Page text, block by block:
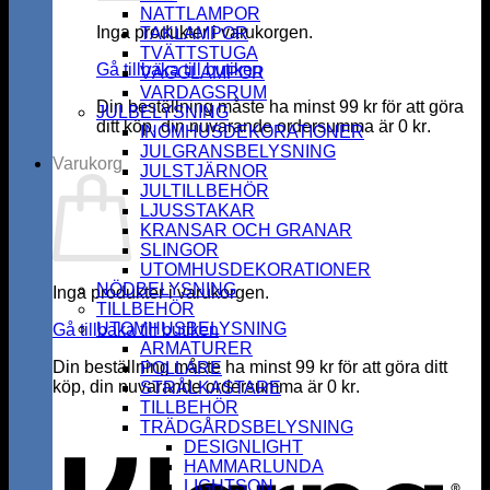
Inga produkter i varukorgen.
Gå tillbaka till butiken
Din beställning måste ha minst99 kr för att göra
ditt köp, din nuvarande ordersumma är 0 kr.
Varukorg
Inga produkter i varukorgen.
Gå tillbaka till butiken
Din beställning måste ha minst99 kr för att göra ditt
köp, din nuvarande ordersumma är 0 kr.
NATTLAMPOR
TAKLAMPOR
TVÄTTSTUGA
VÄGGLAMPOR
VARDAGSRUM
JULBELYSNING
INOMHUSDEKORATIONER
JULGRANSBELYSNING
JULSTJÄRNOR
JULTILLBEHÖR
LJUSSTAKAR
KRANSAR OCH GRANAR
SLINGOR
UTOMHUSDEKORATIONER
NÖDBELYSNING
TILLBEHÖR
UTOMHUSBELYSNING
ARMATURER
POLLARE
STRÅLKASTARE
TILLBEHÖR
TRÄDGÅRDSBELYSNING
DESIGNLIGHT
HAMMARLUNDA
LIGHTSON